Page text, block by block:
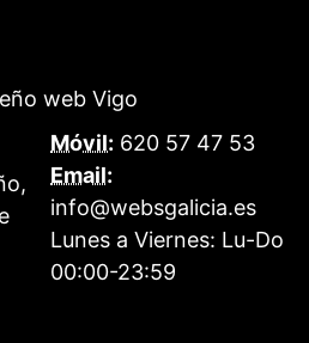
web Vigo
Móvil: 620 57 47 53
Email:
info@websgalicia.es
Lunes a Viernes: Lu-Do
00:00-23:59